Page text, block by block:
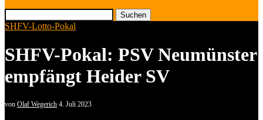
Suchen
SHFV-Lotto-Pokal
SHFV-Pokal: PSV Neumünster
empfängt Heider SV
von Olaf Wegerich 4. Juli 2023